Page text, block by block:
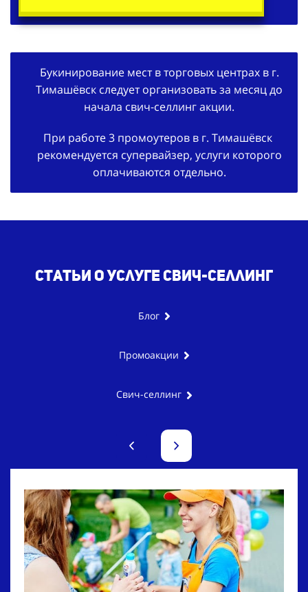
Букинирование мест в торговых центрах в г.
Тимашёвск следует организовать за месяц до
начала свич-селлинг акции.
При работе 3 промоутеров в г. Тимашёвск
рекомендуется супервайзер, услуги которого
оплачиваются отдельно.
Статьи о услуге свич-селлинг
Блог
Промоакции
Свич-селлинг